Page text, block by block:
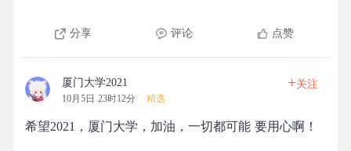
分享 评论 点赞
厦门大学2021
10月5日 23时12分 精选
+关注
希望2021，厦门大学，加油，一切都可能 要用心啊！